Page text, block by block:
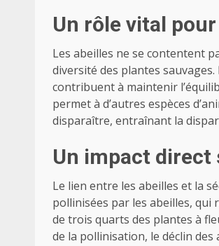
Un rôle vital
Les abeilles ne se contentent
diversité des plantes
contribuent à maintenir
permet à d’autres espèces
disparaître, entraînant la
Un impact
Le lien entre les abeilles et la
pollinisées par les abeilles, qui
de trois quarts des plantes à
de la pollinisation, le déclin